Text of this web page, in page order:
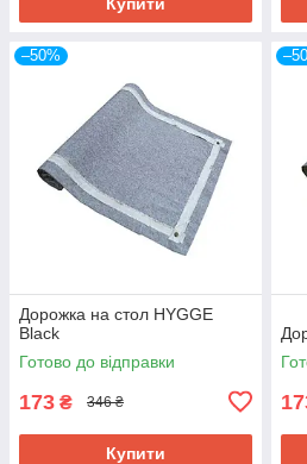
–50%
Дорожка на стол HYGGE
Black
Готово до відправки
173 ₴ 346 ₴
Купити